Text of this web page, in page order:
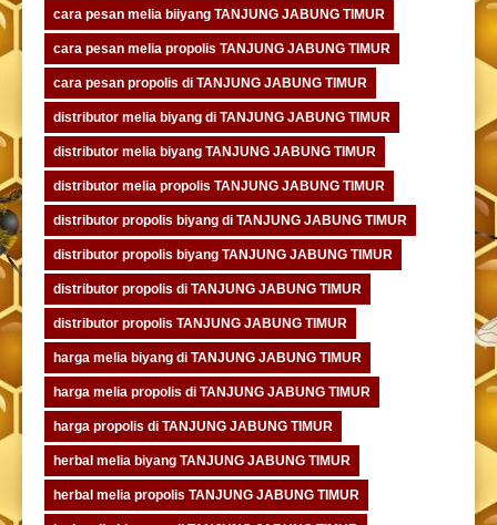
cara pesan melia biiyang TANJUNG JABUNG TIMUR
cara pesan melia propolis TANJUNG JABUNG TIMUR
cara pesan propolis di TANJUNG JABUNG TIMUR
distributor melia biyang di TANJUNG JABUNG TIMUR
distributor melia biyang TANJUNG JABUNG TIMUR
distributor melia propolis TANJUNG JABUNG TIMUR
distributor propolis biyang di TANJUNG JABUNG TIMUR
distributor propolis biyang TANJUNG JABUNG TIMUR
distributor propolis di TANJUNG JABUNG TIMUR
distributor propolis TANJUNG JABUNG TIMUR
harga melia biyang di TANJUNG JABUNG TIMUR
harga melia propolis di TANJUNG JABUNG TIMUR
harga propolis di TANJUNG JABUNG TIMUR
herbal melia biyang TANJUNG JABUNG TIMUR
herbal melia propolis TANJUNG JABUNG TIMUR